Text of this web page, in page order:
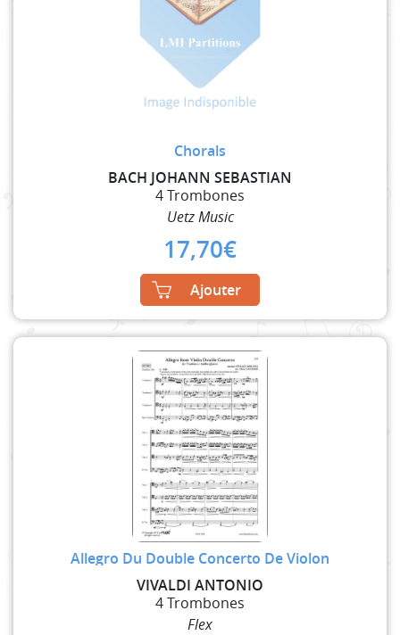
Chorals
BACH JOHANN SEBASTIAN
4 Trombones
Uetz Music
17,70€
Ajouter
Allegro Du Double Concerto De Violon
VIVALDI ANTONIO
4 Trombones
Flex